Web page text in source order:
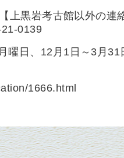
上黒岩考古館以外の連
0139
曜日、12月1日～3月31
1666.html